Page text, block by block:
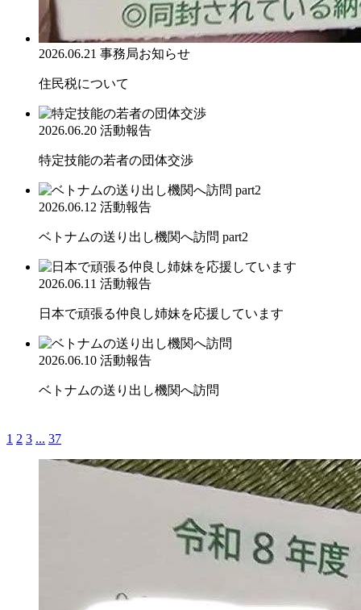
2026.06.21 事務局お知らせ
住民税について
2026.06.20 活動報告
特定技能の若者の団体交渉
2026.06.12 活動報告
ベトナムの送り出し機関へ訪問 part2
2026.06.11 活動報告
日本で頑張る仲良し姉妹を応援しています
2026.06.10 活動報告
ベトナムの送り出し機関へ訪問
1 2 3 ... 37